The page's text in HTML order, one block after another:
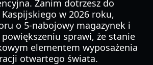
Zanim dotrzesz do
w 2026 roku,
o 5-nabojowy magazynek i
sprawi, że stanie
elementem wyposażenia
otwartego świata.